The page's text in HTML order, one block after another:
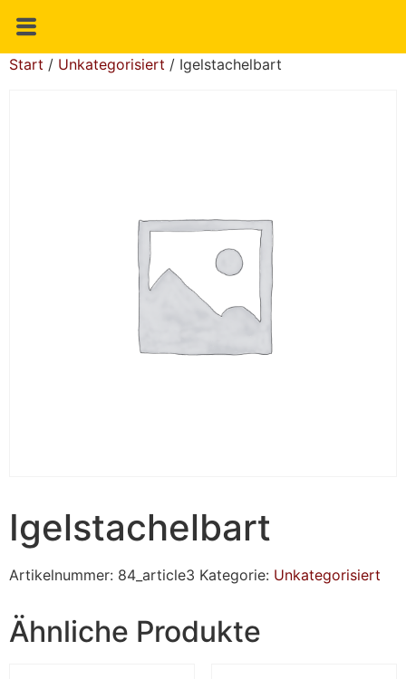
Start / Unkategorisiert / Igelstachelbart
Igelstachelbart
Artikelnummer: 84_article3 Kategorie: Unkategorisiert
Ähnliche Produkte